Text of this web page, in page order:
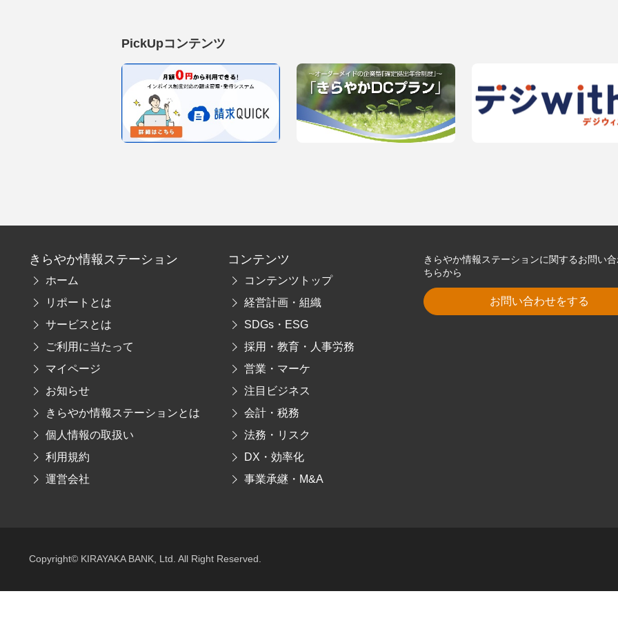
PickUpコンテンツ
きらやか情報ステーション
ホーム
リポートとは
サービスとは
ご利用に当たって
マイページ
お知らせ
きらやか情報ステーションとは
個人情報の取扱い
利用規約
運営会社
コンテンツ
コンテンツトップ
経営計画・組織
SDGs・ESG
採用・教育・人事労務
営業・マーケ
注目ビジネス
会計・税務
法務・リスク
DX・効率化
事業承継・M&A
きらやか情報ステーションに関するお問い
ちらから
お問い合わせをする
Copyright© KIRAYAKA BANK, Ltd. All Right Reserved.